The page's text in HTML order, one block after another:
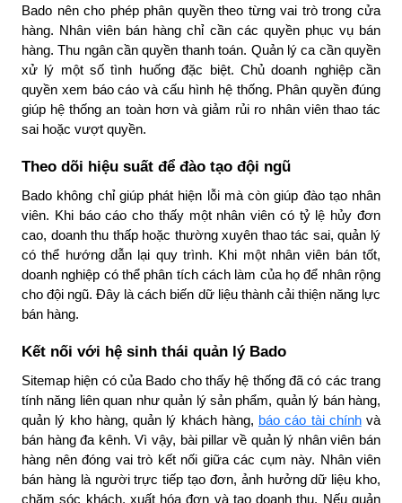
Bado nên cho phép phân quyền theo từng vai trò trong cửa
hàng. Nhân viên bán hàng chỉ cần các quyền phục vụ bán
hàng. Thu ngân cần quyền thanh toán. Quản lý ca cần quyền
xử lý một số tình huống đặc biệt. Chủ doanh nghiệp cần
quyền xem báo cáo và cấu hình hệ thống. Phân quyền đúng
giúp hệ thống an toàn hơn và giảm rủi ro nhân viên thao tác
sai hoặc vượt quyền.
Theo dõi hiệu suất để đào tạo đội ngũ
Bado không chỉ giúp phát hiện lỗi mà còn giúp đào tạo nhân
viên. Khi báo cáo cho thấy một nhân viên có tỷ lệ hủy đơn
cao, doanh thu thấp hoặc thường xuyên thao tác sai, quản lý
có thể hướng dẫn lại quy trình. Khi một nhân viên bán tốt,
doanh nghiệp có thể phân tích cách làm của họ để nhân rộng
cho đội ngũ. Đây là cách biến dữ liệu thành cải thiện năng lực
bán hàng.
Kết nối với hệ sinh thái quản lý Bado
Sitemap hiện có của Bado cho thấy hệ thống đã có các trang
tính năng liên quan như quản lý sản phẩm, quản lý bán hàng,
quản lý kho hàng, quản lý khách hàng, báo cáo tài chínhvà
bán hàng đa kênh. Vì vậy, bài pillar về quản lý nhân viên bán
hàng nên đóng vai trò kết nối giữa các cụm này. Nhân viên
bán hàng là người trực tiếp tạo đơn, ảnh hưởng dữ liệu kho,
chăm sóc khách, xuất hóa đơn và tạo doanh thu. Nếu quản